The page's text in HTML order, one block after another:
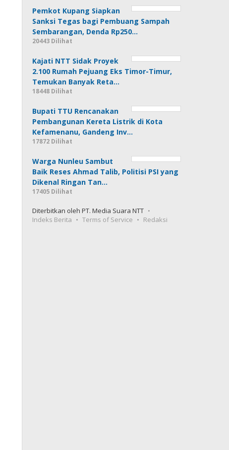
Pemkot Kupang Siapkan
Sanksi Tegas bagi Pembuang Sampah
Sembarangan, Denda Rp250…
20443 Dilihat
Kajati NTT Sidak Proyek
2.100 Rumah Pejuang Eks Timor-Timur,
Temukan Banyak Reta…
18448 Dilihat
Bupati TTU Rencanakan
Pembangunan Kereta Listrik di Kota
Kefamenanu, Gandeng Inv…
17872 Dilihat
Warga Nunleu Sambut
Baik Reses Ahmad Talib, Politisi PSI yang
Dikenal Ringan Tan…
17405 Dilihat
Diterbitkan oleh PT. Media Suara NTT
Indeks Berita
Terms of Service Redaksi